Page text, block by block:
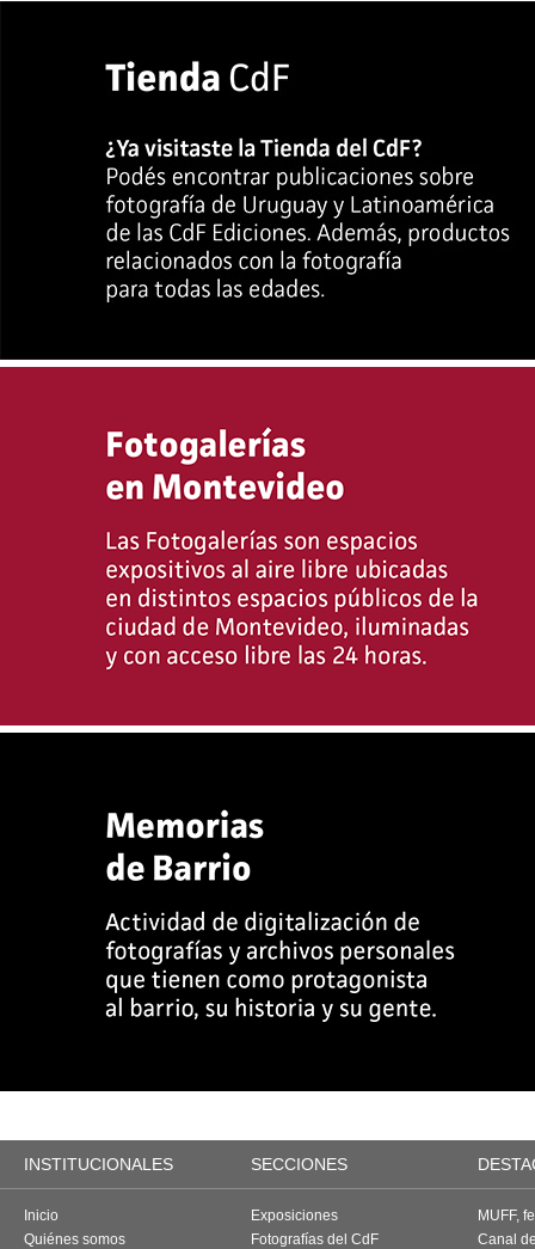
INSTITUCIONALES SECCIONES
Inicio
Quiénes somos
Exposiciones
Fotografías del CdF
MUFF,
Canal